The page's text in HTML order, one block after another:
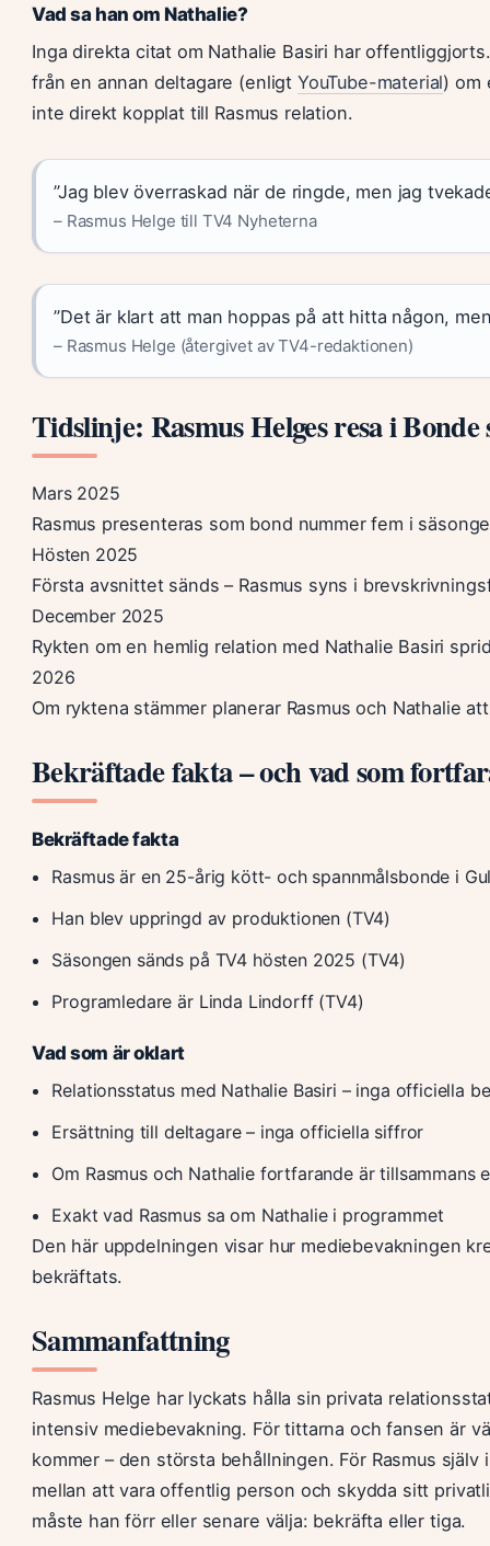
Vad sa han om Nathalie?
Inga direkta citat om Nathalie Basiri har
från en annan deltagare (enligt YouTube-material) om
inte direkt kopplat till Rasmus relation.
”Jag blev överraskad när de ringde, men jag
– Rasmus Helge till TV4 Nyheterna
”Det är klart att man hoppas på att hitta någon,
– Rasmus Helge (återgivet av TV4-redaktionen)
Tidslinje: Rasmus Helges resa i
Mars 2025
Rasmus presenteras som bond nummer fem i
Hösten 2025
Första avsnittet sänds – Rasmus syns i
December 2025
Rykten om en hemlig relation med Nathalie Basiri
2026
Om ryktena stämmer planerar Rasmus och Nathalie
Bekräftade fakta – och vad som
Bekräftade fakta
Rasmus är en 25-årig kött- och spannmålsbonde i
Han blev uppringd av produktionen (TV4)
Säsongen sänds på TV4 hösten 2025 (TV4)
Programledare är Linda Lindorff (TV4)
Vad som är oklart
Relationsstatus med Nathalie Basiri – inga officiella
Ersättning till deltagare – inga officiella siffror
Om Rasmus och Nathalie fortfarande är tillsammans
Exakt vad Rasmus sa om Nathalie i programmet
Den här uppdelningen visar hur mediebevakningen
bekräftats.
Sammanfattning
Rasmus Helge har lyckats hålla sin privata
intensiv mediebevakning. För tittarna och fansen är
kommer – den största behållningen. För Rasmus
mellan att vara offentlig person och skydda sitt
måste han förr eller senare välja: bekräfta eller tiga.